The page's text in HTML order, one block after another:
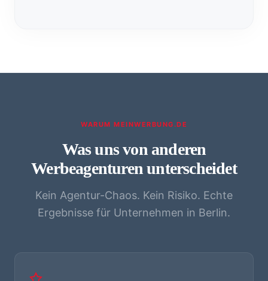
WARUM MEINWERBUNG.DE
Was uns von anderen
Werbeagenturen unterscheidet
Kein Agentur-Chaos. Kein Risiko. Echte
Ergebnisse für Unternehmen in Berlin.